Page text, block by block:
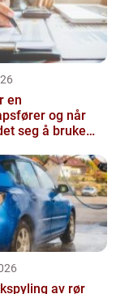
en
og når
seg å bruke
av rør